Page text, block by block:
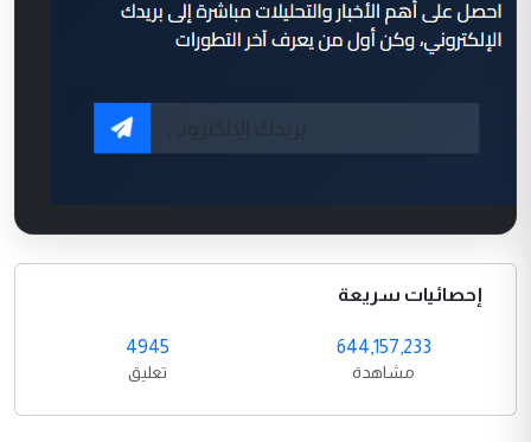
إحصائيات سريعة
644,157,233
مشاهدة
4945
تعليق